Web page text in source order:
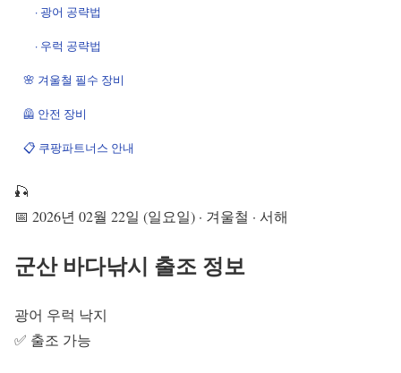
· 광어 공략법
· 우럭 공략법
🌸 겨울철 필수 장비
🦺 안전 장비
📋 쿠팡파트너스 안내
🎣
📅 2026년 02월 22일 (일요일) · 겨울철 · 서해
군산 바다낚시 출조 정보
광어 우럭 낙지
✅ 출조 가능